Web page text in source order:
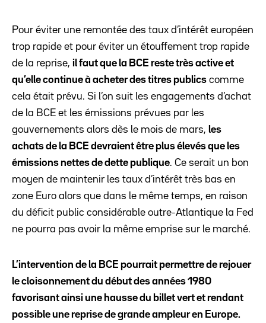
Pour éviter une remontée des taux d’intérêt européen
trop rapide et pour éviter un étouffement trop rapide
de la reprise, il faut que la BCE reste très active et
qu’elle continue à acheter des titres publics comme
cela était prévu. Si l’on suit les engagements d’achat
de la BCE et les émissions prévues par les
gouvernements alors dès le mois de mars, les
achats de la BCE devraient être plus élevés que les
émissions nettes de dette publique. Ce serait un bon
moyen de maintenir les taux d’intérêt très bas en
zone Euro alors que dans le même temps, en raison
du déficit public considérable outre-Atlantique la Fed
ne pourra pas avoir la même emprise sur le marché.
L’intervention de la BCE pourrait permettre de rejouer
le cloisonnement du début des années 1980
favorisant ainsi une hausse du billet vert et rendant
possible une reprise de grande ampleur en Europe.